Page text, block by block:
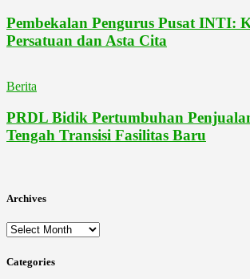
Pembekalan Pengurus Pusat INTI:
Persatuan dan Asta Cita
Berita
PRDL Bidik Pertumbuhan
Tengah Transisi Fasilitas Baru
Archives
Archives
Categories